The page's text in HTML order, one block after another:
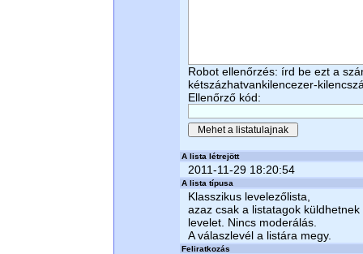
Robot ellenőrzés: írd be ezt a
kétszázhatvankilencezer-
Ellenőrző kód:
A lista létrejött
2011-11-29 18:20:54
A lista típusa
Klasszikus levelezőlista,
azaz csak a listatagok küldhetnek
levelet. Nincs moderálás.
A válaszlevél a listára megy.
Feliratkozás